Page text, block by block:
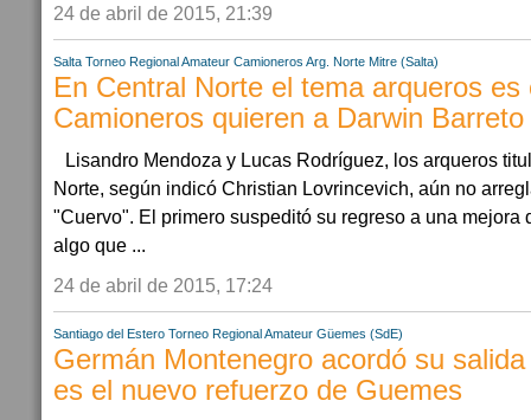
24 de abril de 2015, 21:39
Salta Torneo Regional Amateur Camioneros Arg. Norte Mitre (Salta)
En Central Norte el tema arqueros es
Camioneros quieren a Darwin Barreto
Lisandro Mendoza y Lucas Rodríguez, los arqueros
Norte, según indicó Christian Lovrincevich, aún no
"Cuervo". El primero suspeditó su regreso a una mejora
algo que ...
24 de abril de 2015, 17:24
Santiago del Estero Torneo Regional Amateur Güemes (SdE)
Germán Montenegro acordó su
es el nuevo refuerzo de Guemes